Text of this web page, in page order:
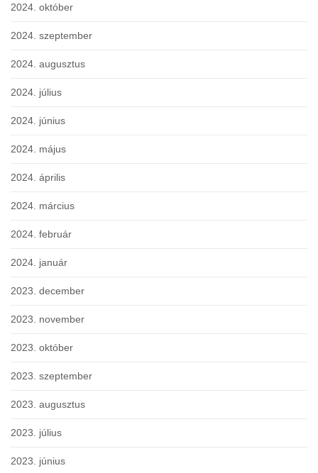
2024. október
2024. szeptember
2024. augusztus
2024. július
2024. június
2024. május
2024. április
2024. március
2024. február
2024. január
2023. december
2023. november
2023. október
2023. szeptember
2023. augusztus
2023. július
2023. június